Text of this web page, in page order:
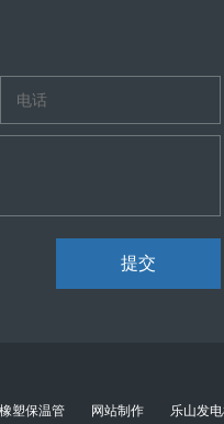
提交
橡塑保温管 网站制作 乐山发